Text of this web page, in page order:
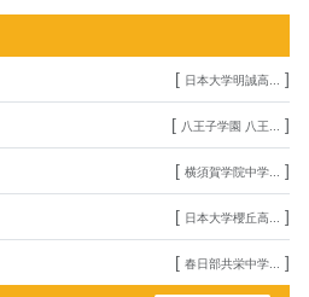
[ 日本大学明誠高... ]
[ 八王子学園 八王... ]
[ 横須賀学院中学... ]
[ 日本大学櫻丘高... ]
[ 春日部共栄中学... ]